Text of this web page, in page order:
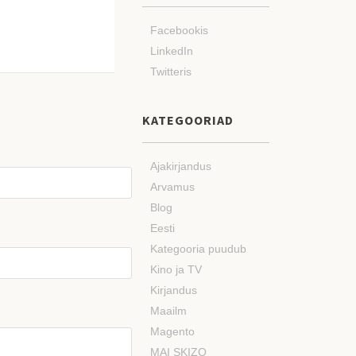
Facebookis
LinkedIn
Twitteris
KATEGOORIAD
Ajakirjandus
Arvamus
Blog
Eesti
Kategooria puudub
Kino ja TV
Kirjandus
Maailm
Magento
MAI SKIZO